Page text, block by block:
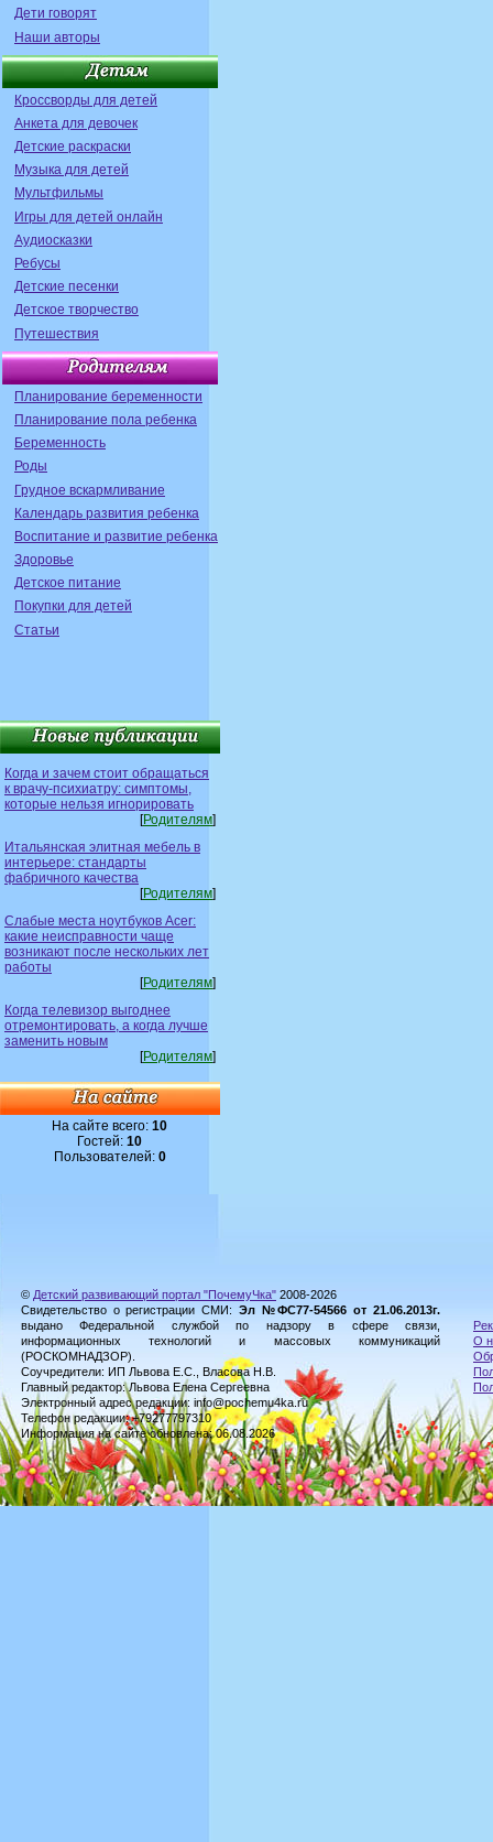
Дети говорят
Наши авторы
Кроссворды для детей
Анкета для девочек
Детские раскраски
Музыка для детей
Мультфильмы
Игры для детей онлайн
Аудиосказки
Ребусы
Детские песенки
Детское творчество
Путешествия
Планирование беременности
Планирование пола ребенка
Беременность
Роды
Грудное вскармливание
Календарь развития ребенка
Воспитание и развитие ребенка
Здоровье
Детское питание
Покупки для детей
Статьи
Когда и зачем стоит обращаться
к врачу-психиатру: симптомы,
которые нельзя игнорировать
[Родителям]
Итальянская элитная мебель в
интерьере: стандарты
фабричного качества
[Родителям]
Слабые места ноутбуков Acer:
какие неисправности чаще
возникают после нескольких лет
работы
[Родителям]
Когда телевизор выгоднее
отремонтировать, а когда лучше
заменить новым
[Родителям]
На сайте всего:10
Гостей:10
Пользователей: 0
© Детский развивающий портал "ПочемуЧка" 2008-2026
Свидетельство о регистрации СМИ: Эл №ФС77-54566 от 21.06.2013г.
выдано Федеральной службой по надзору в сфере связи,
информационных технологий и массовых коммуникаций
(РОСКОМНАДЗОР).
Соучредители: ИП Львова Е.С., Власова Н.В.
Главный редактор: Львова Елена Сергеевна
Электронный адрес редакции: info@pochemu4ka.ru
Телефон редакции: +79277797310
Информация на сайте обновлена: 06.08.2026
О